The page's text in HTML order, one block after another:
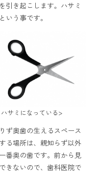
引き起こします。ハサミ
いう事です。
サミになっている>
ず奥歯の生えるスペース
る場所は、親知らず以外
番奥の歯です。前から見
きないので、歯科医院で